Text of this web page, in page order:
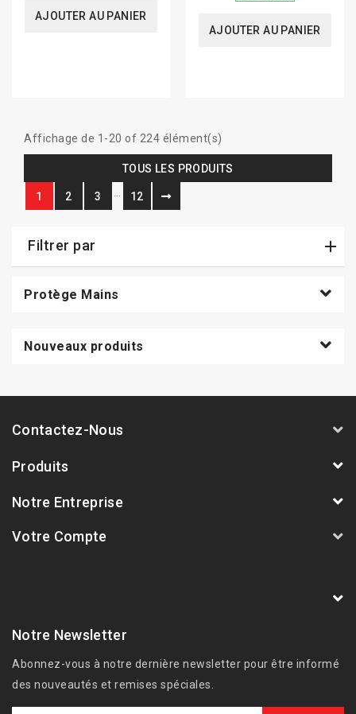
AJOUTER AU PANIER
AJOUTER AU PANIER
Affichage de 1-20 of 224 élément(s)
TOUS LES PRODUITS
1 2 3 12
Filtrer par
Protège Mains
Nouveaux produits
Contactez-Nous
Produits
Notre Entreprise
Votre Compte
Notre Newsletter
Abonnez-vous à notre dernière newsletter pour être informé
des nouveautés et remises spéciales.